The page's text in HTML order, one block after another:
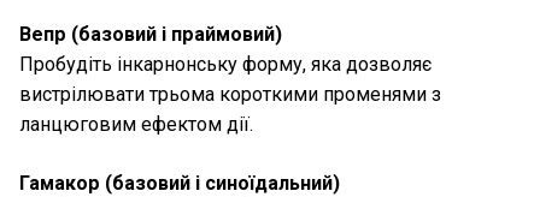
Вепр (базовий і праймовий)
Пробудіть інкарнонську форму, яка дозволяє
вистрілювати трьома короткими променями з
ланцюговим ефектом дії.
Гамакор (базовий і синоїдальний)